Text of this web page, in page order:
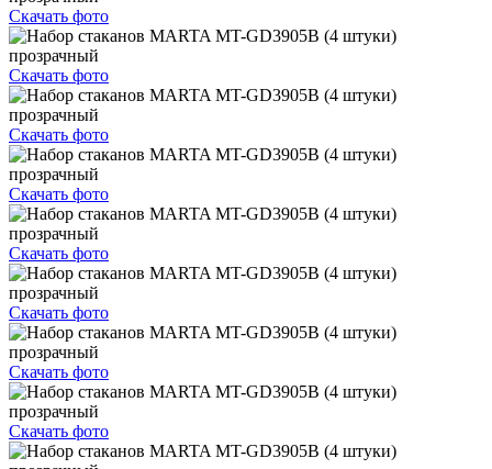
Скачать фото
Скачать фото
Скачать фото
Скачать фото
Скачать фото
Скачать фото
Скачать фото
Скачать фото